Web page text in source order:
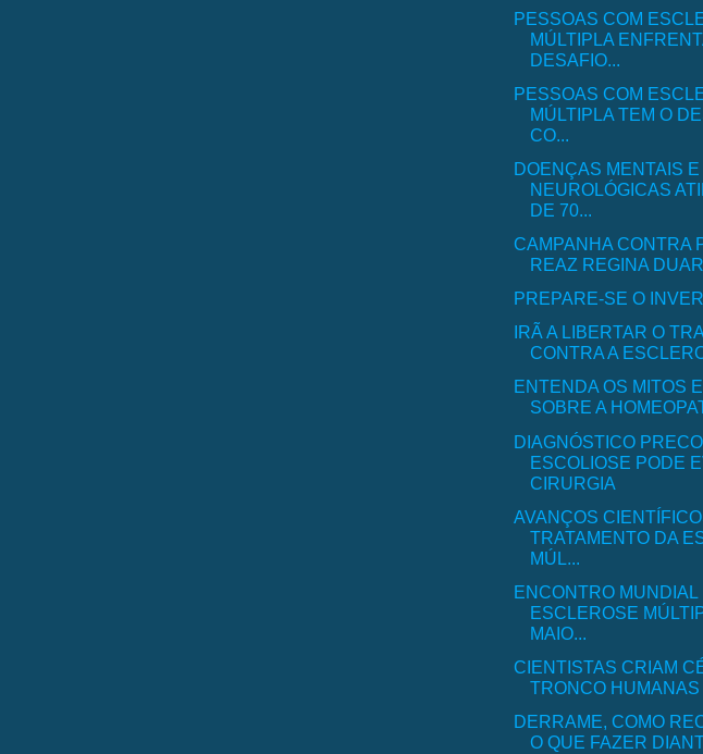
PESSOAS COM
MÚLTIPLA
DESAFIO...
PESSOAS COM
MÚLTIPLA TEM O
CO...
DOENÇAS MENTAIS E
NEUROLÓGICAS
DE 70...
CAMPANHA CONTRA
REAZ REGINA
PREPARE-SE O
IRÃ A LIBERTAR O
CONTRA A
ENTENDA OS MITOS
SOBRE A
DIAGNÓSTICO
ESCOLIOSE PODE
CIRURGIA
AVANÇOS
TRATAMENTO DA
MÚL...
ENCONTRO MUNDIAL
ESCLEROSE
MAIO...
CIENTISTAS CRIAM
TRONCO
DERRAME, COMO
O QUE FAZER